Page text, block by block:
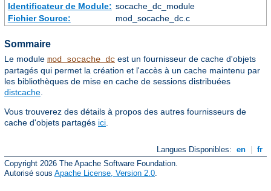
Identificateur de Module: socache_dc_module
Fichier Source:
mod_socache_dc.c
Sommaire
Le module mod_socache_dc est un fournisseur de cache d'objets
partagés qui permet la création et l'accès à un cache maintenu par
les bibliothèques de mise en cache de sessions distribuées
distcache
Vous trouverez des détails à propos des autres fournisseurs de
cache d'objets partagés ici
Langues Disponibles: en
fr
Copyright 2026 The Apache Software Foundation.
Autorisé sous Apache License, Version 2.0